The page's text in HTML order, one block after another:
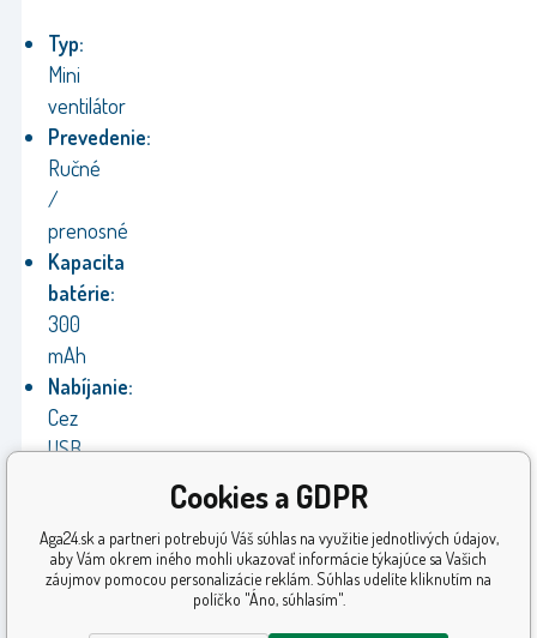
Typ:
Mini
ventilátor
Prevedenie:
Ručné
/
prenosné
Kapacita
batérie:
300
mAh
Nabíjanie:
Cez
USB-
Chomik
Záruka:
Cookies a GDPR
Aga24.sk a partneri potrebujú Váš súhlas na využitie jednotlivých údajov,
aby Vám okrem iného mohli ukazovať informácie týkajúce sa Vašich
záujmov pomocou personalizácie reklám. Súhlas udelíte kliknutím na
políčko "Áno, súhlasím".